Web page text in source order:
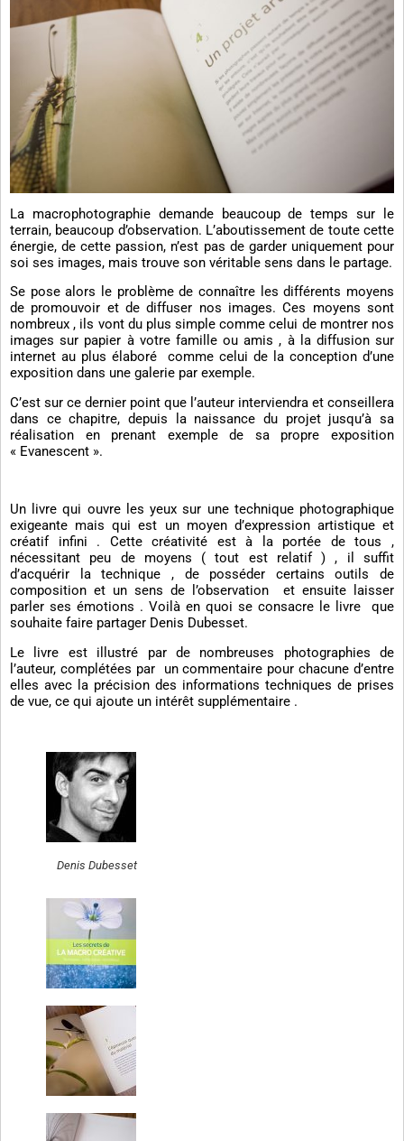
La macrophotographie demande beaucoup de temps sur le
terrain, beaucoup d’observation. L’aboutissement de toute cette
énergie, de cette passion, n’est pas de garder uniquement pour
soi ses images, mais trouve son véritable sens dans le partage.
Se pose alors le problème de connaître les différents moyens
de promouvoir et de diffuser nos images. Ces moyens sont
nombreux , ils vont du plus simple comme celui de montrer nos
images sur papier à votre famille ou amis , à la diffusion sur
internet au plus élaboré comme celui de la conception d’une
exposition dans une galerie par exemple.
C’est sur ce dernier point que l’auteur interviendra et conseillera
dans ce chapitre, depuis la naissance du projet jusqu’à sa
réalisation en prenant exemple de sa propre exposition
« Evanescent ».
Un livre qui ouvre les yeux sur une technique photographique
exigeante mais qui est un moyen d’expression artistique et
créatif infini . Cette créativité est à la portée de tous ,
nécessitant peu de moyens ( tout est relatif ) , il suffit
d’acquérir la technique , de posséder certains outils de
composition et un sens de l’observation et ensuite laisser
parler ses émotions . Voilà en quoi se consacre le livre que
souhaite faire partager Denis Dubesset.
Le livre est illustré par de nombreuses photographies de
l’auteur, complétées par un commentaire pour chacune d’entre
elles avec la précision des informations techniques de prises
de vue, ce qui ajoute un intérêt supplémentaire .
Denis Dubesset